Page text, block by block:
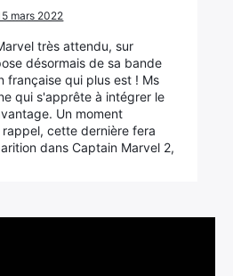
mars 2022
très attendu, sur
désormais de sa bande
française qui plus est ! Ms
qui s'apprête à intégrer le
Un moment
cette dernière fera
dans Captain Marvel 2,